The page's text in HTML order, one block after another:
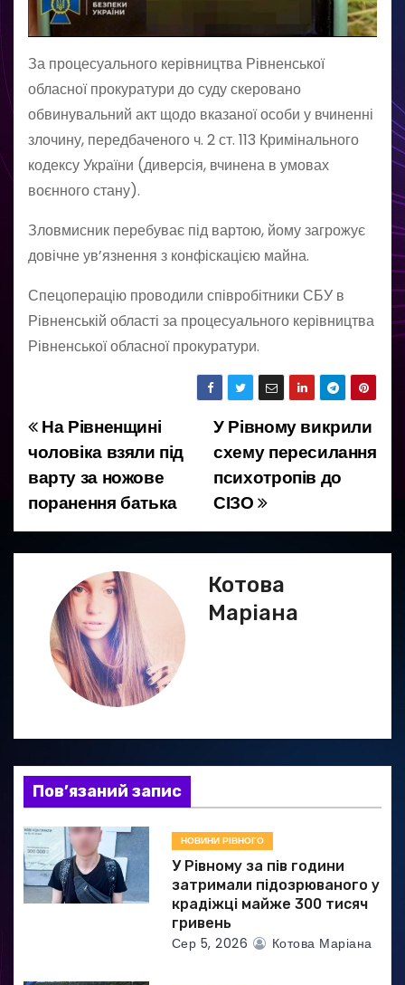
За процесуального керівництва Рівненської
обласної прокуратури до суду скеровано
обвинувальний акт щодо вказаної особи у вчиненні
злочину, передбаченого ч. 2 ст. 113 Кримінального
кодексу України (диверсія, вчинена в умовах
воєнного стану).
Зловмисник перебуває під вартою, йому загрожує
довічне ув’язнення з конфіскацією майна.
Спецоперацію проводили співробітники СБУ в
Рівненській області за процесуального керівництва
Рівненської обласної прокуратури.
Н
а
в
і
я
з
а
п
и
У Рівному викрили
схему пересилання
психотропів до
СІЗО
На Рівненщині
чоловіка взяли під
варту за ножове
поранення батька
Котова
Маріана
Пов’язаний запис
НОВИНИ РІВНОГО
У Рівному за пів години
затримали підозрюваного у
крадіжці майже 300 тисяч
гривень
Сер 5, 2026 Котова Маріана